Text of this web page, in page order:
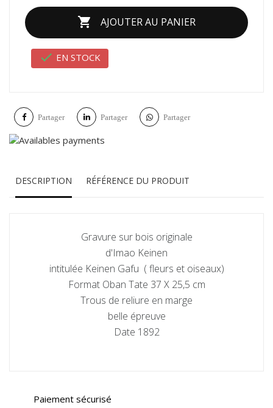
 AJOUTER AU PANIER
 EN STOCK
Partager Partager Partager
DESCRIPTION RÉFÉRENCE DU PRODUIT
Gravure sur bois originale
d'Imao Keinen
intitulée Keinen Gafu ( fleurs et oiseaux)
Format Oban Tate 37 X 25,5 cm
Trous de reliure en marge
belle épreuve
Date 1892
Paiement sécurisé